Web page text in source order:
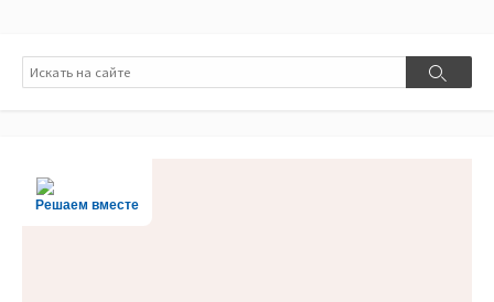
Поиск
Поиск
Решаем вместе